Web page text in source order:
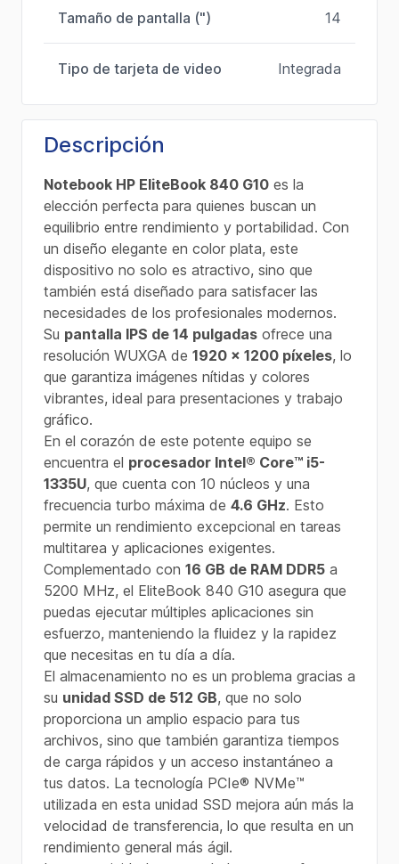
Tamaño de pantalla (") 14
Tipo de tarjeta de video Integrada
Descripción
Notebook HP EliteBook 840 G10 es la
elección perfecta para quienes buscan un
equilibrio entre rendimiento y portabilidad. Con
un diseño elegante en color plata, este
dispositivo no solo es atractivo, sino que
también está diseñado para satisfacer las
necesidades de los profesionales modernos.
Su pantalla IPS de 14 pulgadas ofrece una
resolución WUXGA de 1920 x 1200 píxeles, lo
que garantiza imágenes nítidas y colores
vibrantes, ideal para presentaciones y trabajo
gráfico.
En el corazón de este potente equipo se
encuentra el procesador Intel® Core™ i5-
1335U, que cuenta con 10 núcleos y una
frecuencia turbo máxima de 4.6 GHz. Esto
permite un rendimiento excepcional en tareas
multitarea y aplicaciones exigentes.
Complementado con 16 GB de RAM DDR5 a
5200 MHz, el EliteBook 840 G10 asegura que
puedas ejecutar múltiples aplicaciones sin
esfuerzo, manteniendo la fluidez y la rapidez
que necesitas en tu día a día.
El almacenamiento no es un problema gracias a
su unidad SSD de 512 GB, que no solo
proporciona un amplio espacio para tus
archivos, sino que también garantiza tiempos
de carga rápidos y un acceso instantáneo a
tus datos. La tecnología PCIe® NVMe™
utilizada en esta unidad SSD mejora aún más la
velocidad de transferencia, lo que resulta en un
rendimiento general más ágil.